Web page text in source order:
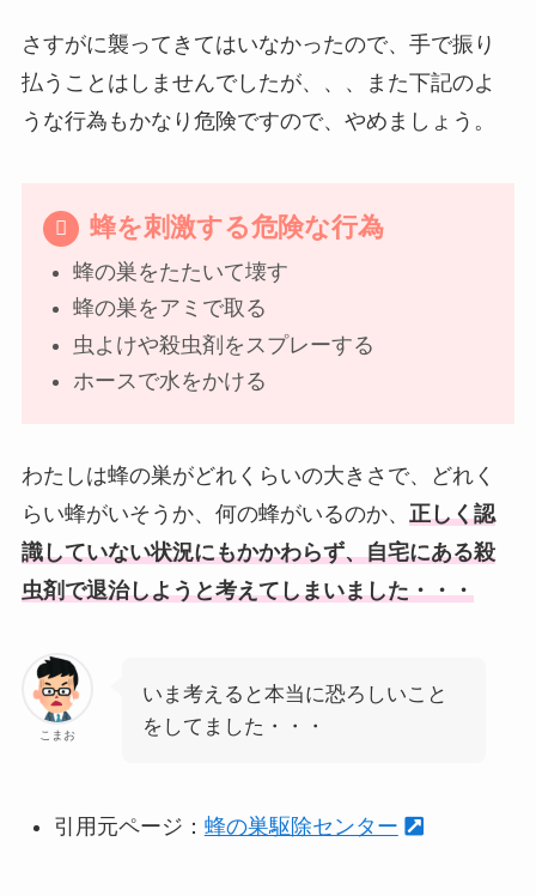
さすがに襲ってきてはいなかったので、手で振り
払うことはしませんでしたが、、、また下記のよ
うな行為もかなり危険ですので、やめましょう。
蜂を刺激する危険な行為
蜂の巣をたたいて壊す
蜂の巣をアミで取る
虫よけや殺虫剤をスプレーする
ホースで水をかける
わたしは蜂の巣がどれくらいの大きさで、どれく
らい蜂がいそうか、何の蜂がいるのか、 正しく認
識していない状況にもかかわらず、自宅にある殺
虫剤で退治しようと考えてしまいました・・・
こまお
いま考えると本当に恐ろしいこと
をしてました・・・
引用元ページ： 蜂の巣駆除センター